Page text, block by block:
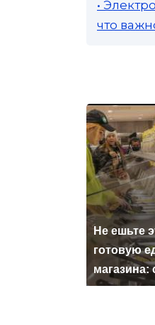
•
что
Не ешьте
готовую
магазина: